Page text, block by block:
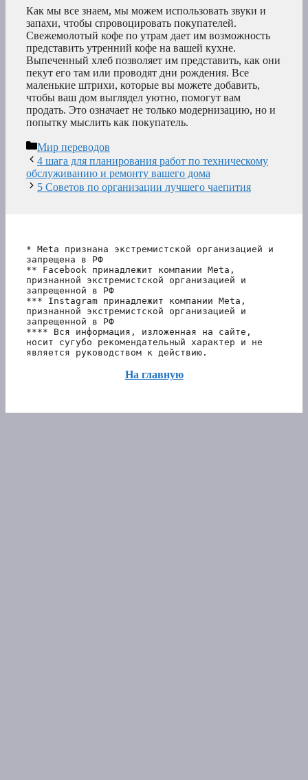
Как мы все знаем, мы можем использовать звуки и
запахи, чтобы спровоцировать покупателей.
Свежемолотый кофе по утрам дает им возможность
представить утренний кофе на вашей кухне.
Выпеченный хлеб позволяет им представить, как они
пекут его там или проводят дни рождения. Все
маленькие штрихи, которые вы можете добавить,
чтобы ваш дом выглядел уютно, помогут вам
продать. Это означает не только модернизацию, но и
попытку мыслить как покупатель.
Рубрики
Мир переводов
4 шага для планирования работ по техническому
обслуживанию и ремонту вашего дома
5 Советов по организации лучшего чаепития
* Meta признана экстремистской организацией и
запрещена в РФ
** Facebook принадлежит компании Meta,
признанной экстремистской организацией и
запрещенной в РФ
*** Instagram принадлежит компании Meta,
признанной экстремистской организацией и
запрещенной в РФ
**** Вся информация, изложенная на сайте,
носит сугубо рекомендательный характер и не
является руководством к действию.
На главную